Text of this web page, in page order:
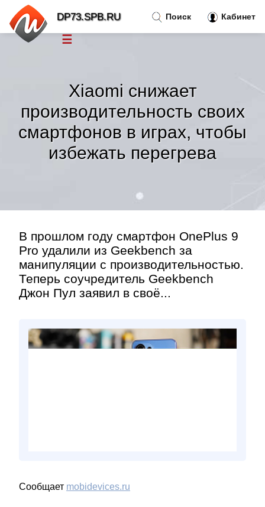
Xiaomi снижает
производительность своих
смартфонов в играх, чтобы
избежать перегрева
В прошлом году смартфон OnePlus 9
Pro удалили из Geekbench за
манипуляции с производительностью.
Теперь соучредитель Geekbench
Джон Пул заявил в своё...
Сообщает mobidevices.ru
Поиск Кабинет
DP73.SPB.RU
☰
Тренды новостей»
Рубрики»